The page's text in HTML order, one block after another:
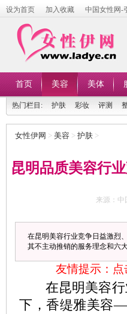
设为首页 加入收藏 中国女性网-
首页 美容 美体
热门栏目: 护肤 彩妆 评测
女性伊网 > 美容 > 护肤 >
昆明品质美容行
来源：中
在昆明美容行业竞争日益激烈
其不主动推销的服务理念和六
友情提示：
在昆明美容行
下，香缇雅美容